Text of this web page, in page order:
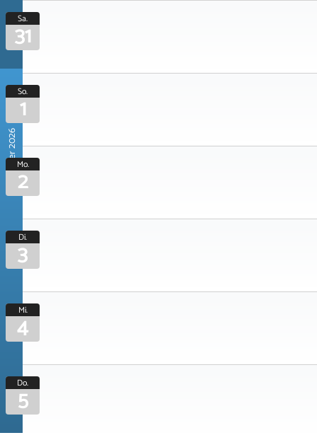
Sa.
31
November 2026
So.
1
Mo.
2
Di.
3
Mi.
4
Do.
5